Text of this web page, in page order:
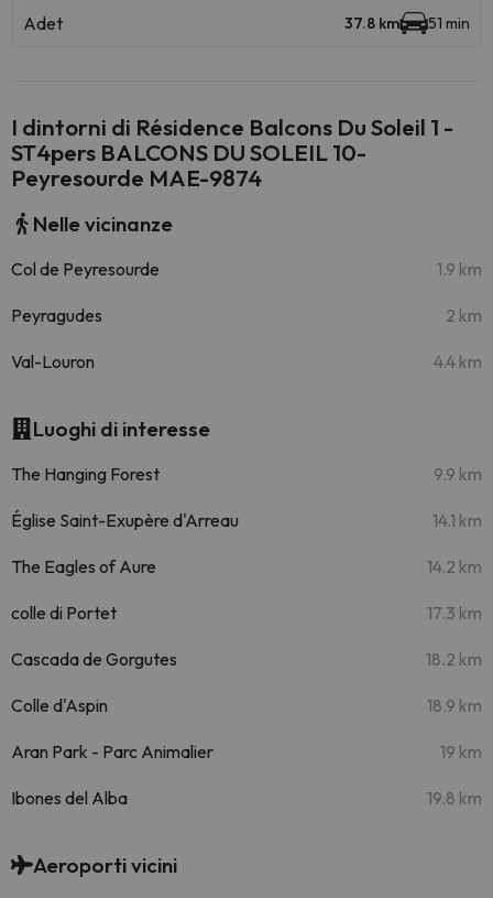
Adet 37.8 km 51 min
I dintorni di Résidence Balcons Du Soleil 1 -
ST4pers BALCONS DU SOLEIL 10-
Peyresourde MAE-9874
Nelle vicinanze
Col de Peyresourde 1.9 km
Peyragudes 2 km
Val-Louron 4.4 km
Luoghi di interesse
The Hanging Forest 9.9 km
Église Saint-Exupère d'Arreau 14.1 km
The Eagles of Aure 14.2 km
colle di Portet 17.3 km
Cascada de Gorgutes 18.2 km
Colle d'Aspin 18.9 km
Aran Park - Parc Animalier 19 km
Ibones del Alba 19.8 km
Aeroporti vicini